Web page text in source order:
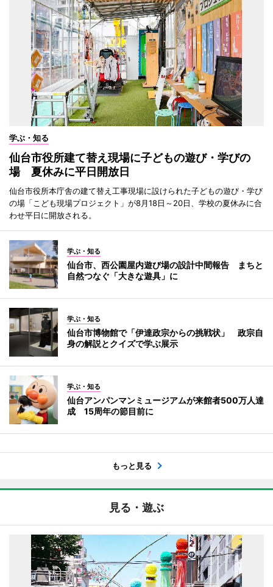
学ぶ・知る
仙台市役所建て替え現場に子どもの遊び・学びの
場 夏休みに平日開放日
仙台市役所本庁舎の建て替え工事現場に設けられた子どもの遊び・学び
の場「こども現場プロジェクト」が8月18日～20日、学校の夏休みに合
わせ平日に開放される。
学ぶ・知る
仙台市、西公園屋内遊び場の設計中間報告 まちと
自然つなぐ「大きな遊具」に
学ぶ・知る
仙台市博物館で「伊達政宗からの挑戦状」 政宗自
身の解説とクイズで学ぶ展示
学ぶ・知る
仙台アンパンマンミュージアムが来館者500万人達
成 15周年の節目前に
もっと見る
見る・遊ぶ